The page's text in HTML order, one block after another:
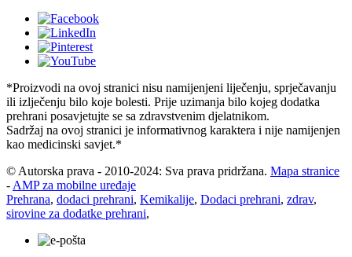
*Proizvodi na ovoj stranici nisu namijenjeni liječenju, sprječavanju
ili izlječenju bilo koje bolesti. Prije uzimanja bilo kojeg dodatka
prehrani posavjetujte se sa zdravstvenim djelatnikom.
Sadržaj na ovoj stranici je informativnog karaktera i nije namijenjen
kao medicinski savjet.*
© Autorska prava - 2010-2024: Sva prava pridržana. Mapa stranice
- AMP za mobilne uređaje
Prehrana, dodaci prehrani, Kemikalije, Dodaci prehrani, zdrav,
sirovine za dodatke prehrani,